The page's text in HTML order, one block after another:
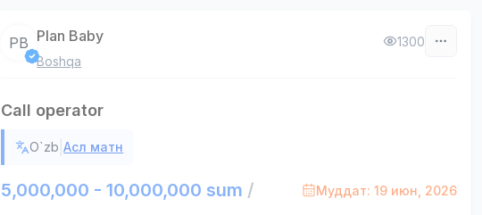
PB Plan Baby
Boshqa
1300
Call operator
O`zb |Асл матн
5,000,000 - 10,000,000 sum / Муддат: 19 июн, 2026